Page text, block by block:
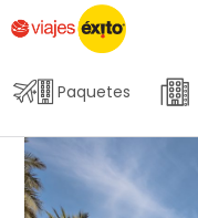
Paquetes